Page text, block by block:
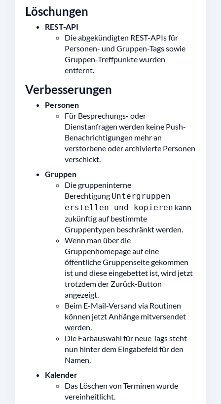
Löschungen
REST-API
Die abgekündigten REST-APIs für
Personen- und Gruppen-Tags sowie
Gruppen-Treffpunkte wurden
entfernt.
Verbesserungen
Personen
Für Besprechungs- oder
Dienstanfragen werden keine Push-
Benachrichtigungen mehr an
verstorbene oder archivierte Personen
verschickt.
Gruppen
Die gruppeninterne
Berechtigung Untergruppen
erstellen und kopieren kann
zukünftig auf bestimmte
Gruppentypen beschränkt werden.
Wenn man über die
Gruppenhomepage auf eine
öffentliche Gruppenseite gekommen
ist und diese eingebettet ist, wird jetzt
trotzdem der Zurück-Button
angezeigt.
Beim E-Mail-Versand via Routinen
können jetzt Anhänge mitversendet
werden.
Die Farbauswahl für neue Tags steht
nun hinter dem Eingabefeld für den
Namen.
Kalender
Das Löschen von Terminen wurde
vereinheitlicht.